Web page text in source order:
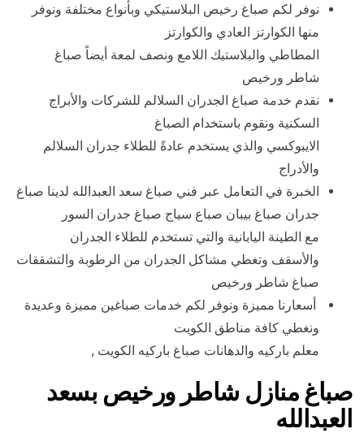
نوفر لكم صباغ رخيص البلاستيكي وبأنواع مختلفة ونوفر
منها الكوارتز العادي والكوارتز
المطاطي والبلاستيك اللامع ونصف لمعة أيضاً صباغ
شاطر ورخيص
نقدم خدمة صباغ الجدران السلالم للشركات والأبراج
السكنية ونقوم باستخدام الصباغ
الايبوكسي والذي يستخدم عادةً للطلاء جدران السلالم
والأدراج
الخبرة في التعامل عبر فني صباغ سعد العبدالله لدينا صباغ
جدران صباغ بيبان صباع سياج صباغ جدران السور
مع الطينة اليابانية والتي تستخدم للطلاء الجدران
والأسقف وتغطي مشاكل الجدران من الرطوبة والتشققات
صباغ شاطر ورخيص
أسعارنا مميزة ونوفر لكم خدمات صباغين مميزة وعديدة
ونغطي كافة مناطق الكويت
معلم باركيه والدهانات صباغ باركيه الكويت ,
صباغ منازل شاطر ورخيص بسعد
العبدالله